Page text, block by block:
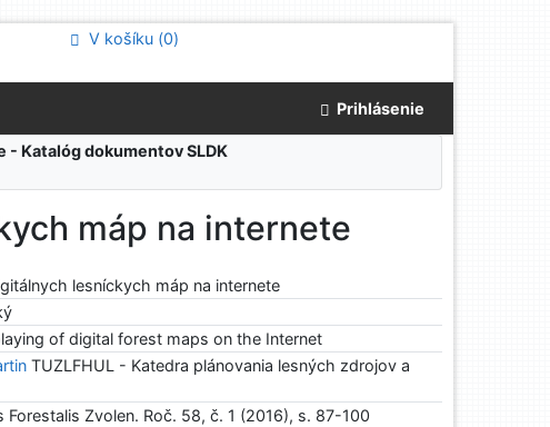
V košíku (0)
Prihlásenie
- Katalóg dokumentov SLDK
máp na internete
lesníckych máp na internete
of digital forest maps on the Internet
TUZLFHUL - Katedra plánovania lesných zdrojov a
Forestalis Zvolen. Roč. 58, č. 1 (2016), s. 87-100